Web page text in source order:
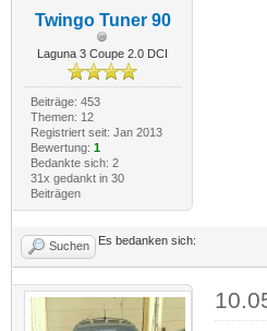
Twingo Tuner 90
Laguna 3 Coupe 2.0 DCI
Beiträge: 453
Themen: 12
Registriert seit: Jan 2013
Bewertung: 1
Bedankte sich: 2
31x gedankt in 30
Beiträgen
Suchen Es bedanken sich: